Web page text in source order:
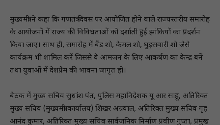
मुख्यमंत्री ने कहा कि गणतंत्र दिवस पर आयोजित होने वाले राज्यस्तरीय समारोह
के आयोजनों में राज्य की विविधताओं को दर्शाती हुई झांकियों का प्रदर्शन
किया जाए। साथ ही, समारोह में बैंड शो, कैमल शो, घुड़सवारी शो जैसे
कार्यक्रम भी शामिल करें जिससे वे आमजन के लिए आकर्षण का केन्द्र बनें
तथा युवाओं में देशप्रेम की भावना जागृत हो।
बैठक में मुख्य सचिव सुधांश पंत, पुलिस महानिदेशक यू आर साहू, अतिरिक्त
मुख्य सचिव (मुख्यमंत्री कार्यालय) शिखर अग्रवाल, अतिरिक्त मुख्य सचिव गृह
आनंद कुमार, अतिरिक्त मुख्य सचिव सार्वजनिक निर्माण प्रवीण गुप्ता, प्रमुख